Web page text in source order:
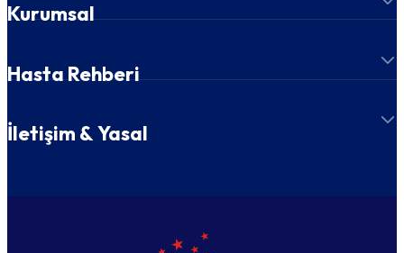
Kurumsal
Hasta Rehberi
İletişim & Yasal